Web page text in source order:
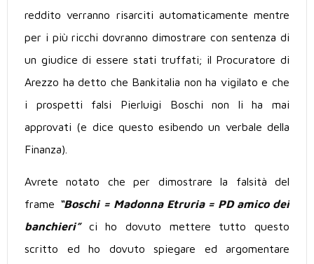
reddito verranno risarciti automaticamente mentre
per i più ricchi dovranno dimostrare con sentenza di
un giudice di essere stati truffati; il Procuratore di
Arezzo ha detto che Bankitalia non ha vigilato e che
i prospetti falsi Pierluigi Boschi non li ha mai
approvati (e dice questo esibendo un verbale della
Finanza).
Avrete notato che per dimostrare la falsità del
frame “Boschi = Madonna Etruria = PD amico dei
banchieri”ci ho dovuto mettere tutto questo
scritto ed ho dovuto spiegare ed argomentare